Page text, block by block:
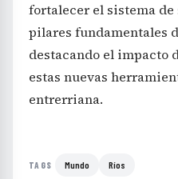
fortalecer el sistema de
pilares fundamentales
destacando el impacto
estas nuevas
entrerriana.
TAGS Mundo Ríos